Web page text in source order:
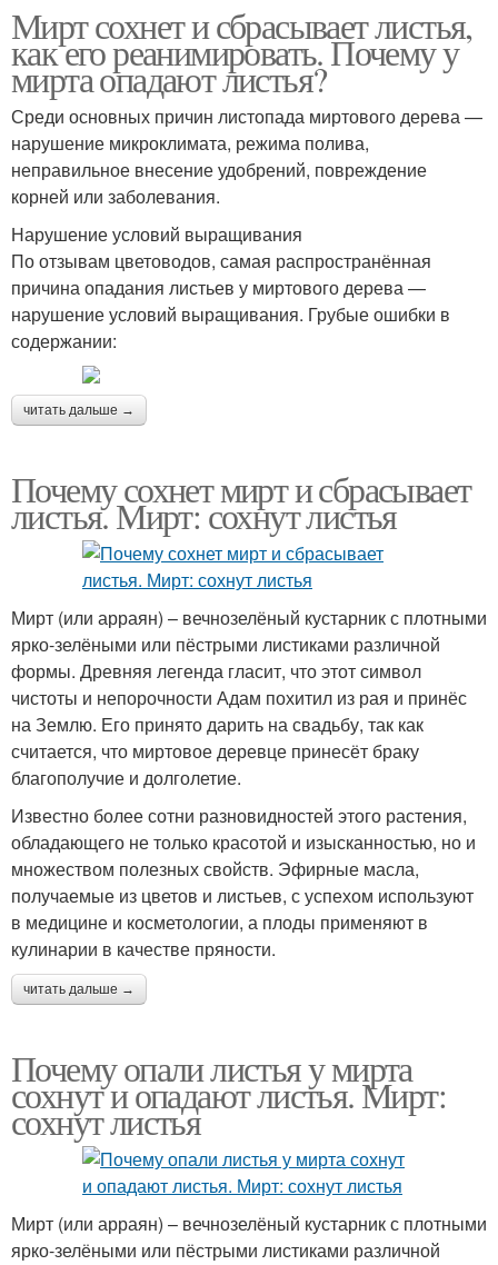
Мирт сохнет и сбрасывает листья,
как его реанимировать. Почему у
мирта опадают листья?
Среди основных причин листопада миртового дерева —
нарушение микроклимата, режима полива,
неправильное внесение удобрений, повреждение
корней или заболевания.
Нарушение условий выращивания
По отзывам цветоводов, самая распространённая
причина опадания листьев у миртового дерева —
нарушение условий выращивания. Грубые ошибки в
содержании:
читать дальше →
Почему сохнет мирт и сбрасывает
листья. Мирт: сохнут листья
Мирт (или арраян) – вечнозелёный кустарник с плотными
ярко-зелёными или пёстрыми листиками различной
формы. Древняя легенда гласит, что этот символ
чистоты и непорочности Адам похитил из рая и принёс
на Землю. Его принято дарить на свадьбу, так как
считается, что миртовое деревце принесёт браку
благополучие и долголетие.
Известно более сотни разновидностей этого растения,
обладающего не только красотой и изысканностью, но и
множеством полезных свойств. Эфирные масла,
получаемые из цветов и листьев, с успехом используют
в медицине и косметологии, а плоды применяют в
кулинарии в качестве пряности.
читать дальше →
Почему опали листья у мирта
сохнут и опадают листья. Мирт:
сохнут листья
Мирт (или арраян) – вечнозелёный кустарник с плотными
ярко-зелёными или пёстрыми листиками различной